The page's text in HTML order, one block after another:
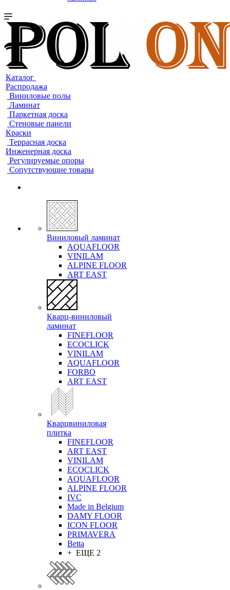
Каталог
Распродажа
Виниловые полы
Ламинат
Паркетная доска
Стеновые панели
Краски
Террасная доска
Инженерная доска
Регулируемые опоры
Сопутствующие товары
Виниловый ламинат
AQUAFLOOR
VINILAM
ALPINE FLOOR
ART EAST
Кварц-виниловый
ламинат
FINEFLOOR
ECOCLICK
VINILAM
AQUAFLOOR
FORBO
ART EAST
Кварцвиниловая
плитка
FINEFLOOR
ART EAST
VINILAM
ECOCLICK
AQUAFLOOR
ALPINE FLOOR
IVC
Made in Belgium
DAMY FLOOR
ICON FLOOR
PRIMAVERA
Betta
+ ЕЩЕ 2